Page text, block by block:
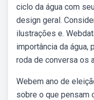
ciclo da água com
design geral.
ilustrações e.
importância da água,
roda de conversa os
Webem ano de
sobre o que pensam